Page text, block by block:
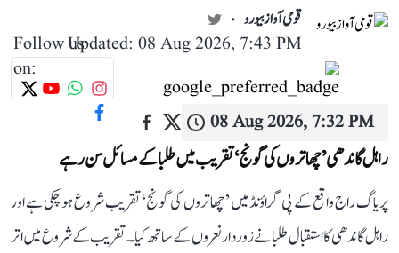
قومی آواز بیورو
Updated: 08 Aug 2026, 7:43 PM
Follow us
on:
08 Aug 2026, 7:32 PM
راہل گاندھی ’چھاتروں کی گونج‘ تقریب میں طلبا کے مسائل سن رہے
پریاگ راج واقع کے پی گراؤنڈ میں ’چھاتروں کی گونج‘ تقریب شروع ہو چکی ہے اور
راہل گاندھی کا استقبال طلبا نے زوردار نعروں کے ساتھ کیا۔ تقریب کے شروع میں اتر